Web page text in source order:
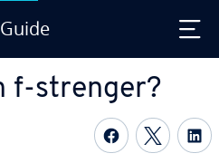
f-strenger?
Share on